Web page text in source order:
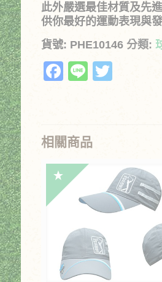
此外嚴選最佳材質及先
供你最好的運動表現與
貨號: PHE10146 分類:
Facebook
Line
相關商品